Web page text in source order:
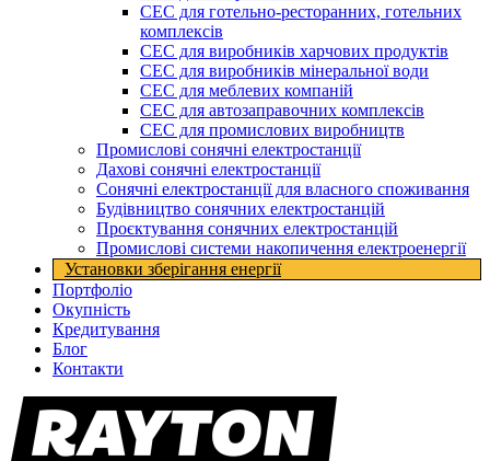
СЕС для готельно-ресторанних, готельних
комплексів
СЕС для виробників харчових продуктів
СЕС для виробників мінеральної води
СЕС для меблевих компаній
СЕС для автозаправочних комплексів
СЕС для промислових виробництв
Промислові сонячні електростанції
Дахові сонячні електростанції
Сонячні електростанції для власного споживання
Будівництво сонячних електростанцій
Проєктування сонячних електростанцій
Промислові системи накопичення електроенергії
Установки зберігання енергії​
Портфоліо
Окупність
Кредитування
Блог
Контакти